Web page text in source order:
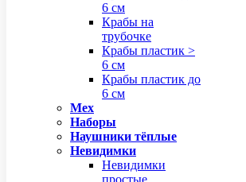
6 см
Крабы на
трубочке
Крабы пластик >
6 см
Крабы пластик до
6 см
Мех
Наборы
Наушники тёплые
Невидимки
Невидимки
простые